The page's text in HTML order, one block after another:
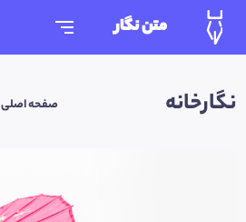
متن نگار
نگارخانه صفحه اصلی